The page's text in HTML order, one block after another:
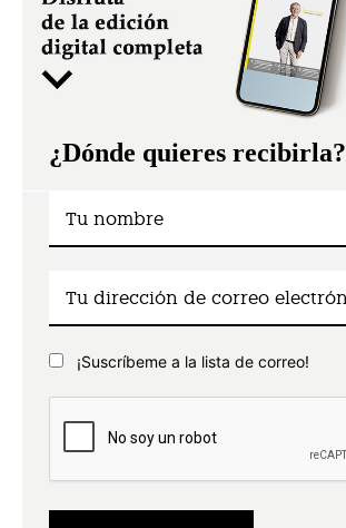
¿Dónde quieres recibirla?
¡Suscríbeme a la lista de correo!